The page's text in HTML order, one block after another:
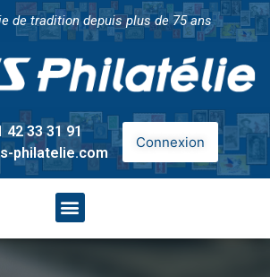
de tradition depuis plus de 75 ans
42 33 31 91
philatelie.com
Connexion